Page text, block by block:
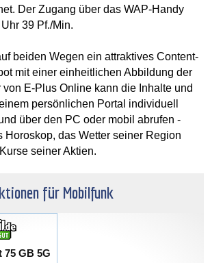
Der Zugang über das WAP-Handy
39 Pf./Min.
beiden Wegen ein attraktives Content-
mit einer einheitlichen Abbildung der
von E-Plus Online kann die Inhalte und
persönlichen Portal individuell
über den PC oder mobil abrufen -
Horoskop, das Wetter seiner Region
seiner Aktien.
für Mobilfunk
GB 5G